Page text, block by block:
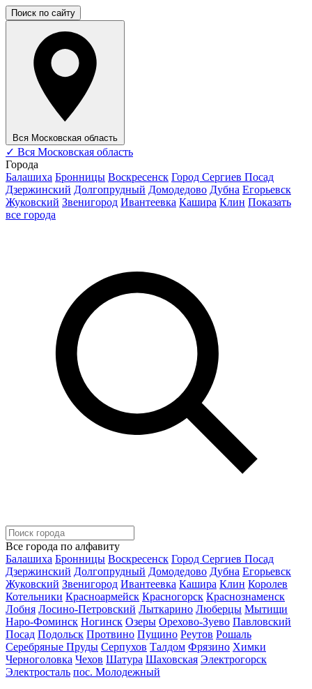
Поиск по сайту
Вся Московская область
✓ Вся Московская область
Города
Балашиха Бронницы Воскресенск Город Сергиев Посад
Дзержинский Долгопрудный Домодедово Дубна Егорьевск
Жуковский Звенигород Ивантеевка Кашира Клин Показать
все города
Все города по алфавиту
Балашиха Бронницы Воскресенск Город Сергиев Посад
Дзержинский Долгопрудный Домодедово Дубна Егорьевск
Жуковский Звенигород Ивантеевка Кашира Клин Королев
Котельники Красноармейск Красногорск Краснознаменск
Лобня Лосино-Петровский Лыткарино Люберцы Мытищи
Наро-Фоминск Ногинск Озеры Орехово-Зуево Павловский
Посад Подольск Протвино Пущино Реутов Рошаль
Серебряные Пруды Серпухов Талдом Фрязино Химки
Черноголовка Чехов Шатура Шаховская Электрогорск
Электросталь пос. Молодежный